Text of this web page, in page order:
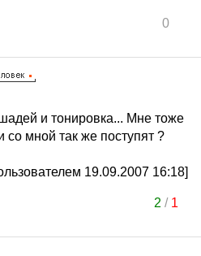
0
и тонировка... Мне тоже
со мной так же поступят ?
19.09.2007 16:18]
2 / 1